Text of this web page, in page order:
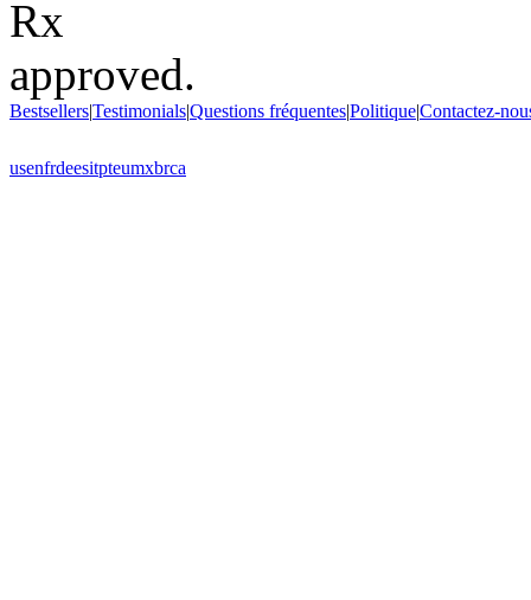
Bestsellers|Testimonials|Questions fréquentes|Politique|Contactez-
usenfrdeesitpteumxbrca